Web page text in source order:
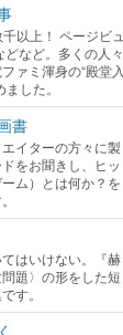
以上！ ページビュ
どなど。多くの人々
ァミ渾身の“殿堂入
した。
書
イターの方々に製
をお聞きし、ヒッ
ム）とは何か？を
はいけない。『赫
題〉の形をした短
す。